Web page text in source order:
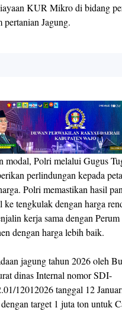
KUR Mikro di bidang
pertanian Jagung.
modal, Polri melalui Gugus
perlindungan kepada
Polri memastikan hasil
tengkulak dengan harga
kerja sama dengan
dengan harga lebih baik.
jagung tahun 2026 oleh
dinas Internal nomor SDI-
12012026 tanggal 12
target 1 juta ton untuk